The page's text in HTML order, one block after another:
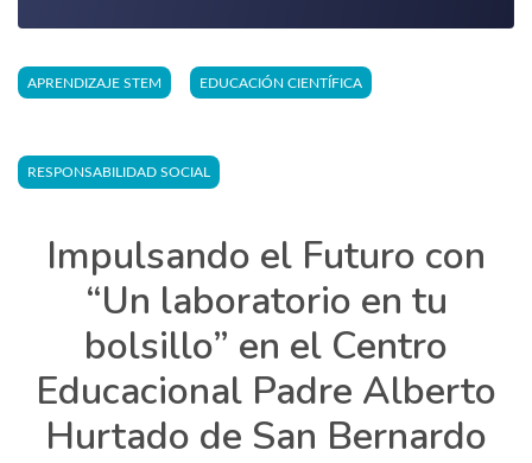
APRENDIZAJE STEM EDUCACIÓN CIENTÍFICA
RESPONSABILIDAD SOCIAL
Impulsando el Futuro con
“Un laboratorio en tu
bolsillo” en el Centro
Educacional Padre Alberto
Hurtado de San Bernardo